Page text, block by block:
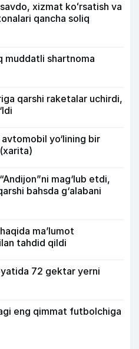
xizmat koʻrsatish va
qancha soliq
muddatli shartnoma
qarshi raketalar uchirdi,
yo‘lining bir
mag‘lub etdi,
bahsda g‘alabani
ma’lumot
tahdid qildi
72 gektar yerni
eng qimmat futbolchiga